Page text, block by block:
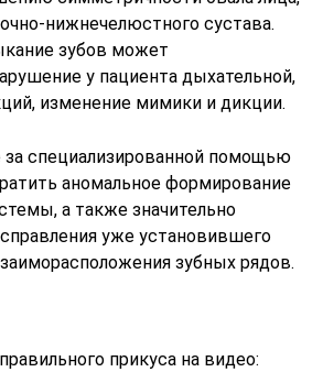
нижнечелюстного сустава.
зубов может
у пациента дыхательной,
изменение мимики и дикции.
специализированной помощью
аномальное формирование
а также значительно
уже установившего
зубных рядов.
прикуса на видео: